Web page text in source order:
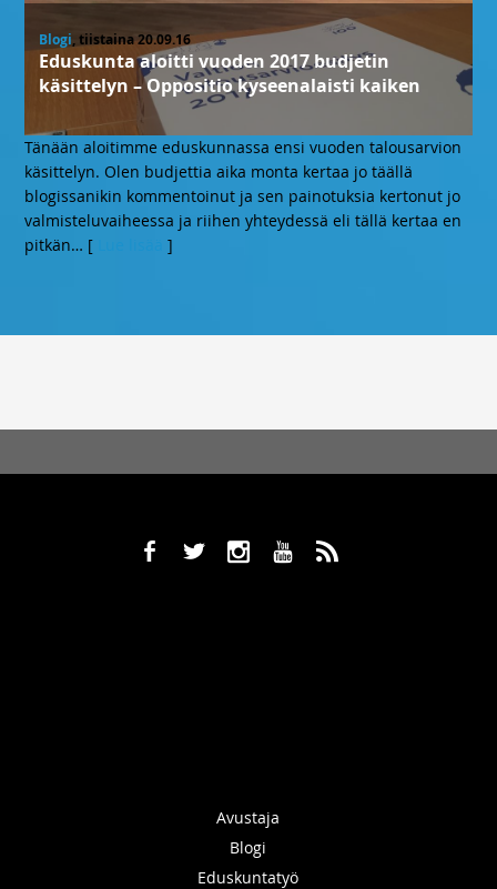
Blogi, tiistaina 20.09.16
Eduskunta aloitti vuoden 2017 budjetin
käsittelyn – Oppositio kyseenalaisti kaiken
Tänään aloitimme eduskunnassa ensi vuoden talousarvion
käsittelyn. Olen budjettia aika monta kertaa jo täällä
blogissanikin kommentoinut ja sen painotuksia kertonut jo
valmisteluvaiheessa ja riihen yhteydessä eli tällä kertaa en
pitkän… [ ]
b a x r ,
Avustaja
Blogi
Eduskuntatyö